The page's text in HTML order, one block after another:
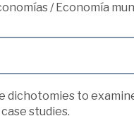
/Economía
dichotomies to
studies.